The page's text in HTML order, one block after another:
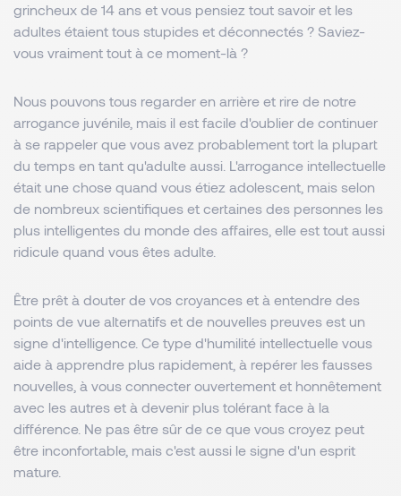
grincheux de 14 ans et vous pensiez tout savoir et les
adultes étaient tous stupides et déconnectés ? Saviez-
vous vraiment tout à ce moment-là ?
Nous pouvons tous regarder en arrière et rire de notre
arrogance juvénile, mais il est facile d'oublier de continuer
à se rappeler que vous avez probablement tort la plupart
du temps en tant qu'adulte aussi. L'arrogance intellectuelle
était une chose quand vous étiez adolescent, mais selon
de nombreux scientifiques et certaines des personnes les
plus intelligentes du monde des affaires, elle est tout aussi
ridicule quand vous êtes adulte.
Être prêt à douter de vos croyances et à entendre des
points de vue alternatifs et de nouvelles preuves est un
signe d'intelligence. Ce type d'humilité intellectuelle vous
aide à apprendre plus rapidement, à repérer les fausses
nouvelles, à vous connecter ouvertement et honnêtement
avec les autres et à devenir plus tolérant face à la
différence. Ne pas être sûr de ce que vous croyez peut
être inconfortable, mais c'est aussi le signe d'un esprit
mature.